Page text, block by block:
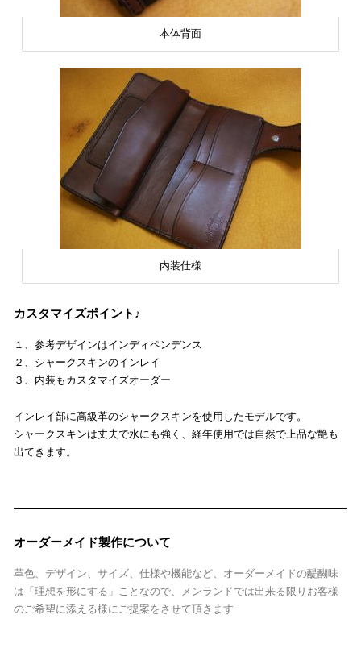
本体背面
内装仕様
カスタマイズポイント♪
１、参考デザインはインディペンデンス
２、シャークスキンのインレイ
３、内装もカスタマイズオーダー
インレイ部に高級革のシャークスキンを使用したモデルです。
シャークスキンは丈夫で水にも強く、経年使用では自然で上品な艶も
出てきます。
オーダーメイド製作について
革色、デザイン、サイズ、仕様や機能など、オーダーメイドの醍醐味
は「理想を形にする」ことなので、メンランドでは出来る限りお客様
のご希望に添える様にご提案をさせて頂きます